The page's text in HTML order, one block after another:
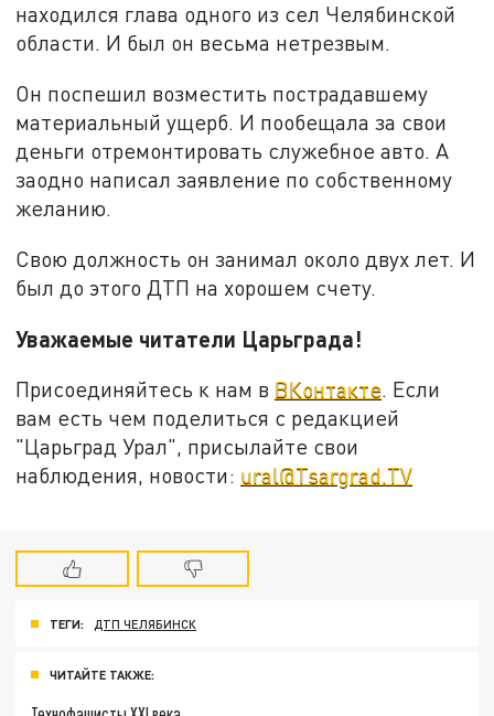
находился глава одного из сел Челябинской
области. И был он весьма нетрезвым.
Он поспешил возместить пострадавшему
материальный ущерб. И пообещала за свои
деньги отремонтировать служебное авто. А
заодно написал заявление по собственному
желанию.
Свою должность он занимал около двух лет. И
был до этого ДТП на хорошем счету.
Уважаемые читатели Царьграда!
Присоединяйтесь к нам в ВКонтакте. Если
вам есть чем поделиться с редакцией
"Царьград Урал", присылайте свои
наблюдения, новости: ural@Tsargrad.TV
ТЕГИ: ДТП ЧЕЛЯБИНСК
ЧИТАЙТЕ ТАКЖЕ: